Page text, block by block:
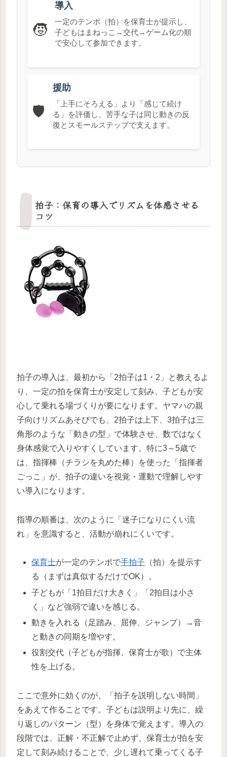
🧒
導入
一定のテンポ（拍）を保育士が提示し、
子どもはまねっこ→交代→ゲーム化の順
で安心して参加できます。
🛡️
援助
「上手にそろえる」より「感じて続け
る」を評価し、苦手な子は同じ動きの反
復とスモールステップで支えます。
拍子：保育の導入でリズムを体感させる
コツ
拍子の導入は、最初から「2拍子は1・2」と教えるよ
り、一定の拍を保育士が安定して刻み、子どもが安
心して乗れる場づくりが要になります。ヤマハの親
子向けリズムあそびでも、2拍子は上下、3拍子は三
角形のような「動きの型」で体験させ、数ではなく
身体感覚で入りやすくしています。特に3～5歳で
は、指揮棒（チラシを丸めた棒）を使った「指揮者
ごっこ」が、拍子の違いを視覚・運動で理解しやす
い導入になります。
指導の順番は、次のように「迷子になりにくい流
れ」を意識すると、活動が崩れにくいです。
保育士が一定のテンポで手拍子 （拍）を提示す
る（まずは真似するだけでOK）。
子どもが「1拍目だけ大きく」「2拍目は小さ
く」など強弱で違いを感じる。
動きを入れる（足踏み、屈伸、ジャンプ）→音
と動きの同期を増やす。
役割交代（子どもが指揮、保育士が歌）で主体
性を上げる。
ここで意外に効くのが、「拍子を説明しない時間」
をあえて作ることです。子どもは説明より先に、繰
り返しのパターン（型）を身体で覚えます。導入の
段階では、正解・不正解で止めず、保育士が拍を安
定して刻み続けることで、少し遅れて乗ってくる子